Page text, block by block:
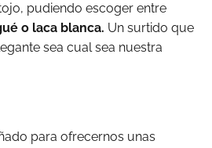
pudiendo escoger entre
o laca blanca. Un surtido que
sea cual sea nuestra
para ofrecernos unas